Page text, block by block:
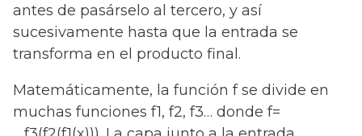
antes de pasárselo al tercero, y así
sucesivamente hasta que la entrada se
transforma en el producto final.
Matemáticamente, la función f se divide en
muchas funciones f1, f2, f3… donde f=